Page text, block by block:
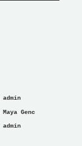
admin
Maya Genc
admin